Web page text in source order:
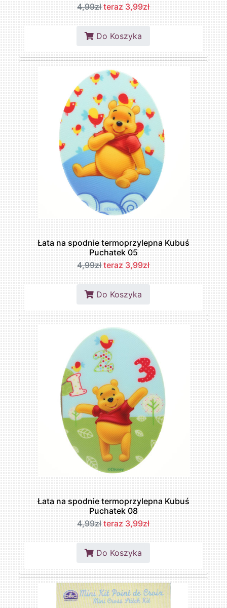
4,99zł teraz 3,99zł
Do Koszyka
Łata na spodnie termoprzylepna Kubuś
Puchatek 05
4,99zł teraz 3,99zł
Do Koszyka
Łata na spodnie termoprzylepna Kubuś
Puchatek 08
4,99zł teraz 3,99zł
Do Koszyka